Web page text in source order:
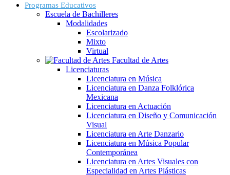
Programas Educativos
Escuela de Bachilleres
Modalidades
Escolarizado
Mixto
Virtual
Facultad de Artes
Licenciaturas
Licenciatura en Música
Licenciatura en Danza Folklórica
Mexicana
Licenciatura en Actuación
Licenciatura en Diseño y Comunicación
Visual
Licenciatura en Arte Danzario
Licenciatura en Música Popular
Contemporánea
Licenciatura en Artes Visuales con
Especialidad en Artes Plásticas